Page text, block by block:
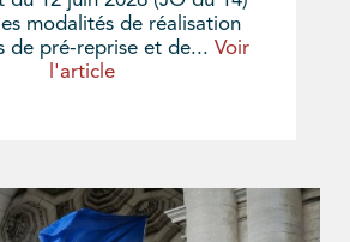
modalités de réalisation
de pré-reprise et de... Voir
l'article